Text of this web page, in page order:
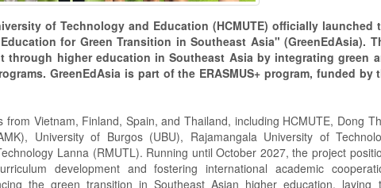
of Technology and Education (HCMUTE) officially launched
for Green Transition in Southeast Asia" (GreenEdAsia).
through higher education in Southeast Asia by integrating green
GreenEdAsia is part of the ERASMUS+ program, funded by
Vietnam, Finland, Spain, and Thailand, including HCMUTE, Dong
University of Burgos (UBU), Rajamangala University of
Lanna (RMUTL). Running until October 2027, the project
development and fostering international academic
the green transition in Southeast Asian higher education, laying